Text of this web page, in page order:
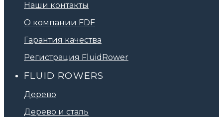
Наши контакты
О компании FDF
Гарантия качества
Регистрация FluidRower
FLUID ROWERS
Дерево
Дерево и сталь